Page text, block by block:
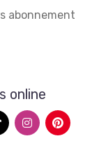
abonnement
online